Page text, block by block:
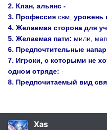
2. Клан, альянс -
3. Профессия свм, уровень
4. Желаемая сторона для
5. Желаемая пати: мили,
6. Предпочтительные
7. Игроки, с которыми не
одном отряде: -
8. Предпочитаемый вид
Xas